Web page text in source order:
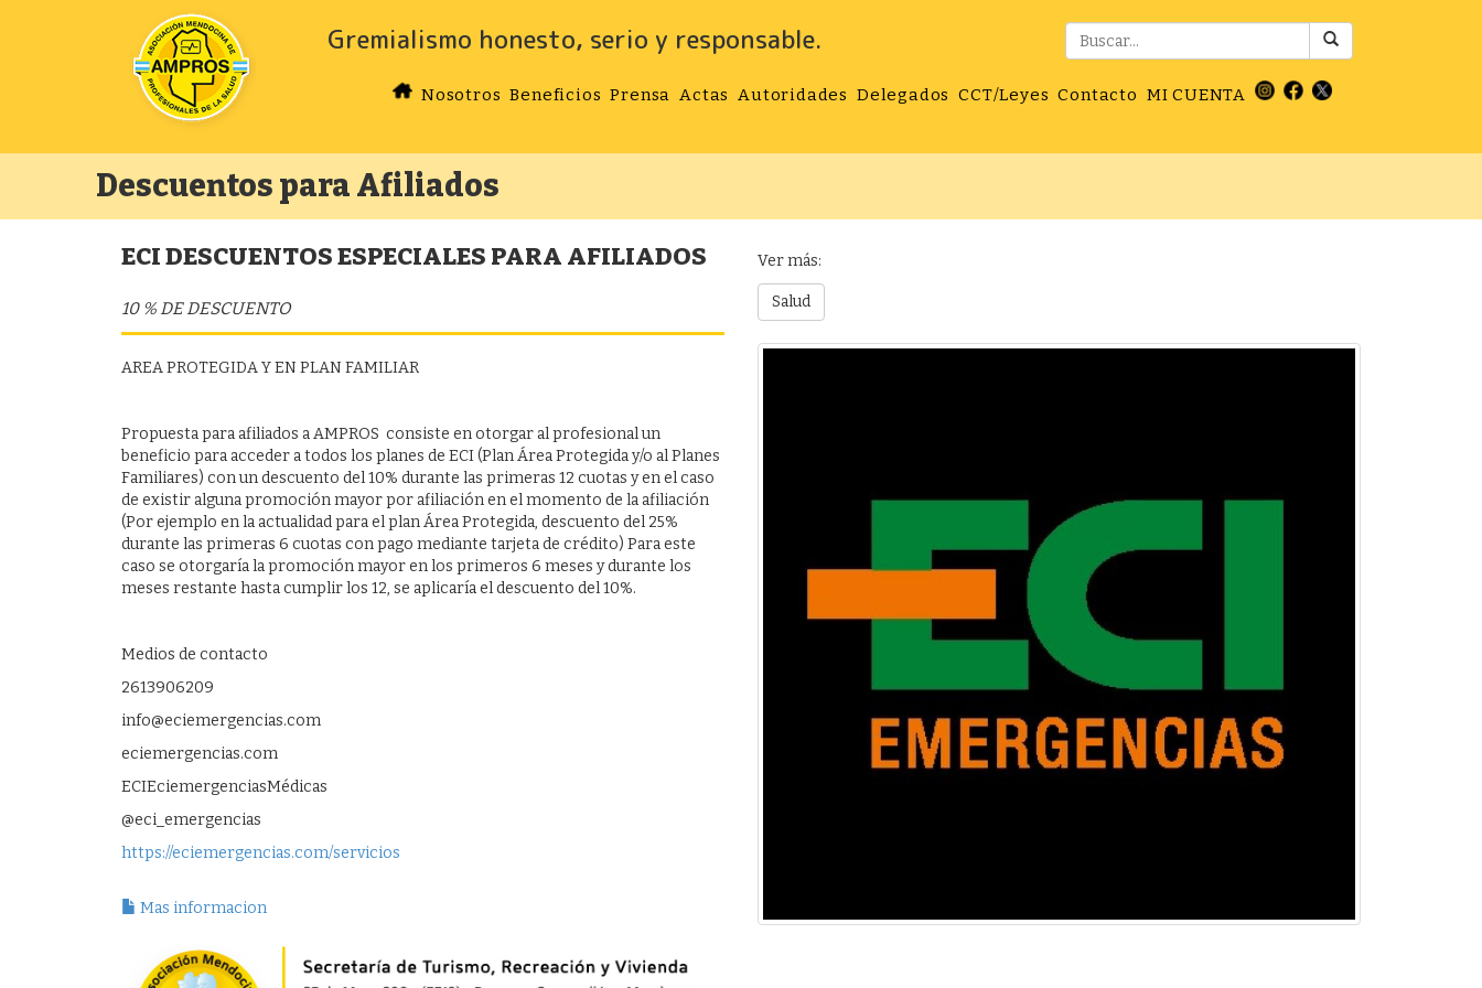
Gremialismo honesto, serio y responsable.
Nosotros Beneficios Prensa Actas Autoridades Delegados CCT/Leyes Contacto MI CUENTA
Descuentos para Afiliados
ECI DESCUENTOS ESPECIALES PARA AFILIADOS
10 % DE DESCUENTO
AREA PROTEGIDA Y EN PLAN FAMILIAR
Propuesta para afiliados a AMPROS consiste en otorgar al profesional un
beneficio para acceder a todos los planes de ECI (Plan Área Protegida y/o al Planes
Familiares) con un descuento del 10% durante las primeras 12 cuotas y en el caso
de existir alguna promoción mayor por afiliación en el momento de la afiliación
(Por ejemplo en la actualidad para el plan Área Protegida, descuento del 25%
durante las primeras 6 cuotas con pago mediante tarjeta de crédito) Para este
caso se otorgaría la promoción mayor en los primeros 6 meses y durante los
meses restante hasta cumplir los 12, se aplicaría el descuento del 10%.
Medios de contacto
2613906209
info@eciemergencias.com
eciemergencias.com
ECIEciemergenciasMédicas
@eci_emergencias
https://eciemergencias.com/servicios
Mas informacion
Ver más:
Salud